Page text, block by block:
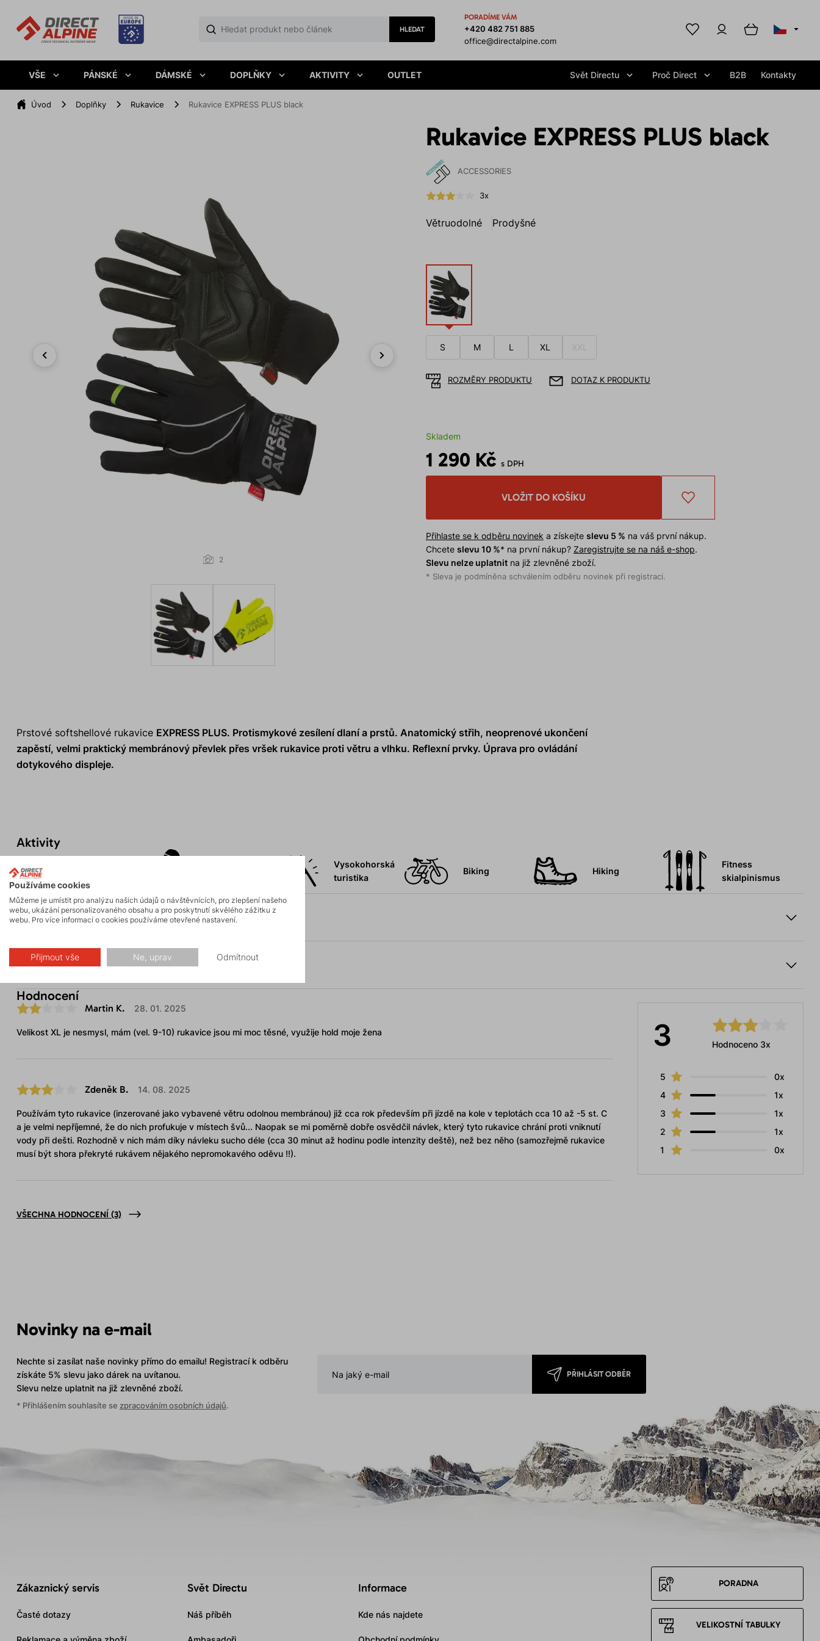
HLEDAT
PORADÍME VÁM
+420 482 751 885
office@directalpine.com
VŠE PÁNSKÉ DÁMSKÉ DOPLŇKY AKTIVITY OUTLET Svět Directu Proč Direct B2B Kontakty
Úvod Doplňky Rukavice Rukavice EXPRESS PLUS black
Rukavice EXPRESS PLUS black
ACCESSORIES
3x
Větruodolné Prodyšné
2
S M L XL XXL
ROZMĚRY PRODUKTU DOTAZ K PRODUKTU
Skladem
1 290 Kč s DPH
VLOŽIT DO KOŠÍKU
Přihlaste se k odběru novinek a získejte slevu 5 % na váš první nákup.
Chcete slevu 10 %* na první nákup? Zaregistrujte se na náš e-shop.
Slevu nelze uplatnitna již zlevněné zboží.
* Sleva je podmíněna schválením odběru novinek při registraci.
Prstové softshellové rukavice EXPRESS PLUS. Protismykové zesílení dlaní a prstů. Anatomický střih, neoprenové ukončení
zapěstí, velmi praktický membránový převlek přes vršek rukavice proti větru a vlhku. Reflexní prvky. Úprava pro ovládání
dotykového displeje.
Aktivity
Vysokohorská
turistika
Biking Hiking
Fitness
skialpinismus
Parametry
Údržba
Hodnocení
3 Hodnoceno 3x
5
0x
4
1x
3
1x
2
1x
1
0x
Martin K. 28. 01. 2025
Velikost XL je nesmysl, mám (vel. 9-10) rukavice jsou mi moc těsné, využije hold moje žena
Zdeněk B. 14. 08. 2025
Používám tyto rukavice (inzerované jako vybavené větru odolnou membránou) již cca rok především při jízdě na kole v teplotách cca 10 až -5 st. C
a je velmi nepříjemné, že do nich profukuje v místech švů... Naopak se mi poměrně dobře osvědčil návlek, který tyto rukavice chrání proti vniknutí
vody při dešti. Rozhodně v nich mám díky návleku sucho déle (cca 30 minut až hodinu podle intenzity deště), než bez něho (samozřejmě rukavice
musí být shora překryté rukávem nějakého nepromokavého oděvu !!).
VŠECHNA HODNOCENÍ (3)
Novinky na e-mail
Nechte si zasílat naše novinky přímo do emailu! Registrací k odběru
získáte 5% slevu jako dárek na uvítanou.
Slevu nelze uplatnitna již zlevněné zboží.
* Přihlášením souhlasíte se zpracováním osobních údajů.
PŘIHLÁSIT ODBĚR
Zákaznický servis
Časté dotazy
Svět Directu
Náš příběh
Informace
Kde nás najdete
PORADNA
VELIKOSTNÍ TABULKY
Používáme cookies
Můžeme je umístit pro analýzu našich údajů o návštěvnících, pro zlepšení našeho
webu, ukázání personalizovaného obsahu a pro poskytnutí skvělého zážitku z
webu. Pro více informací o cookies používáme otevřené nastavení.
Přijmout vše Ne, uprav Odmítnout